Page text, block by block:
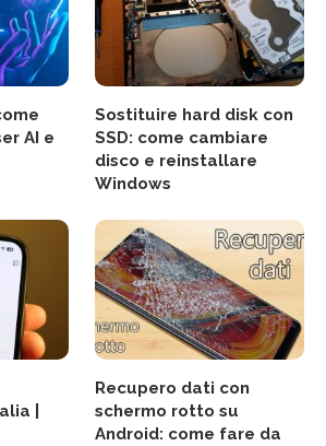
AI e
Sostituire hard disk con
SSD: come cambiare
disco e reinstallare
Windows
|
Recupero dati con
schermo rotto su
Android: come fare da